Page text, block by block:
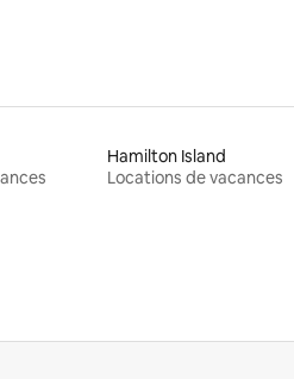
Hamilton Island
Locations de vacances